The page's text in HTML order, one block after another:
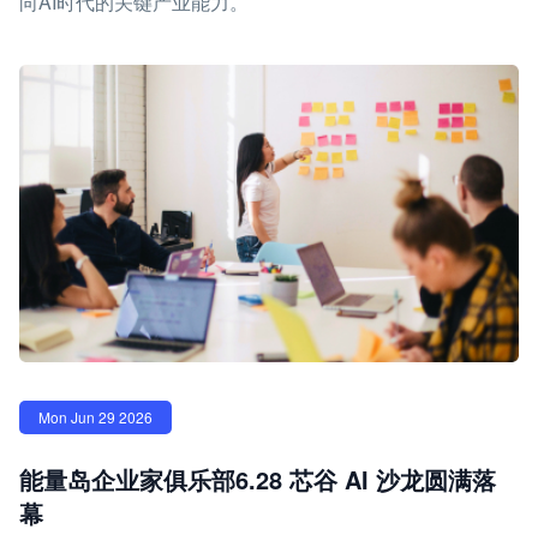
Mon Jun 29 2026
能量岛企业家俱乐部6.28 芯谷 AI 沙龙圆满落
幕